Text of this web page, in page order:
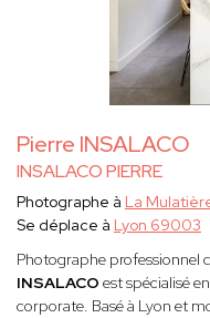
Pierre INSALACO
INSALACO PIERRE
Photographe à La
Se déplace à Lyon 69003
Photographe professionnel
INSALACO est spécialisé
corporate. Basé à Lyon et